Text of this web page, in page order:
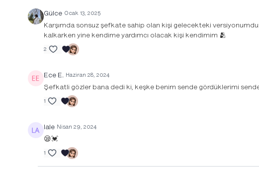
Gülce Ocak 13, 2025
Karşımda sonsuz şefkate sahip olan kişi gelecekteki
kalkarken yine kendime yardımcı olacak kişi kendimim 🫂
2
Ece E. Haziran 28, 2024
Şefkatli gözler bana dedi ki, keşke benim sende gördüklerimi
1
lale Nisan 29, 2024
😪💓
1